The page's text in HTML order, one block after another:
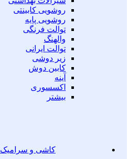
روشویی کابینتی
روشویی پایه
توالت فرنگی
والهنگ
توالت ایرانی
زیر دوشی
کابین دوش
آینه
اکسسوری
بیشتر
کاشی و سرامیک